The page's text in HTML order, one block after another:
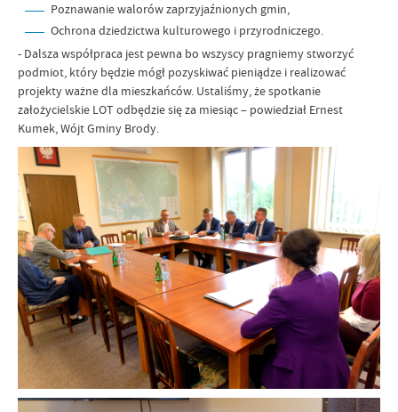
Poznawanie walorów zaprzyjaźnionych gmin,
Ochrona dziedzictwa kulturowego i przyrodniczego.
- Dalsza współpraca jest pewna bo wszyscy pragniemy stworzyć
podmiot, który będzie mógł pozyskiwać pieniądze i realizować
projekty ważne dla mieszkańców. Ustaliśmy, że spotkanie
założycielskie LOT odbędzie się za miesiąc – powiedział Ernest
Kumek, Wójt Gminy Brody.